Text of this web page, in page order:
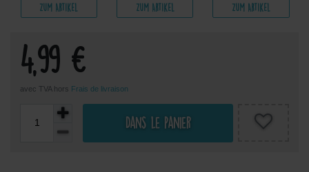
Zum Artikel Zum Artikel Zum Artikel
4,99 €
avec TVA hors Frais de livraison
Dans le panier